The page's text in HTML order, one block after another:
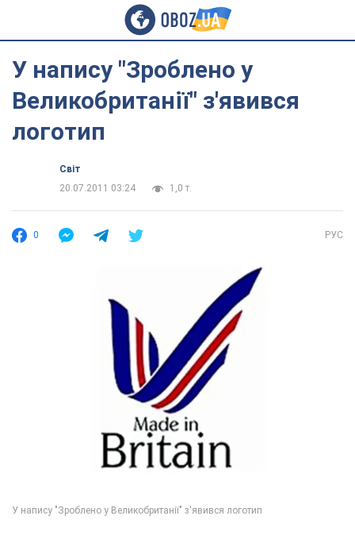
У напису "Зроблено у
Великобританії" з'явився
логотип
Світ
20.07.2011 03:24
1,0 т.
0 РУС